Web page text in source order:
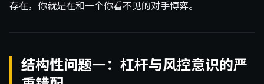
存在，你就是在和一个你看不见的对手博弈。
结构性问题一：杠杆与风控意识的严